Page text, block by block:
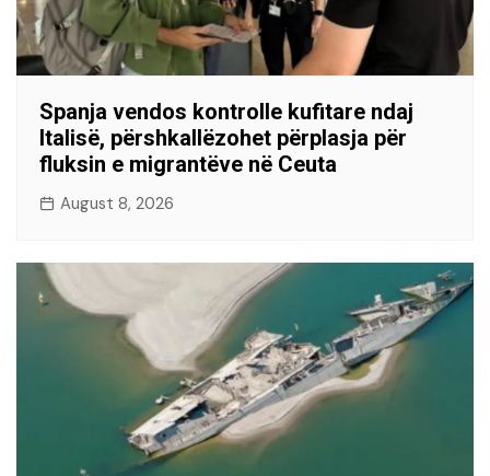
Spanja vendos kontrolle kufitare ndaj
Italisë, përshkallëzohet përplasja për
fluksin e migrantëve në Ceuta
August 8, 2026